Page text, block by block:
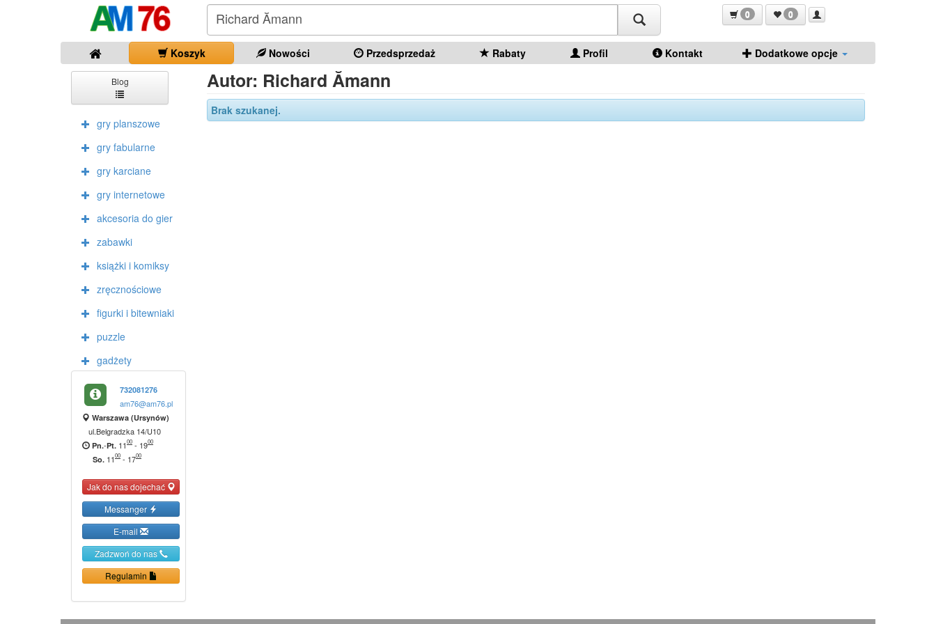
0 0
Koszyk Nowości Przedsprzedaż Rabaty Profil Kontakt Dodatkowe opcje
Blog
gry planszowe
gry fabularne
gry karciane
gry internetowe
akcesoria do gier
zabawki
książki i komiksy
zręcznościowe
figurki i bitewniaki
puzzle
gadżety
732081276
am76@am76.pl
Warszawa (Ursynów)
ul.Belgradzka 14/U10
Pn.-Pt. 1100 - 1900
So. 1100 - 1700
Jak do nas dojechać
Messanger
E-mail
Zadzwoń do nas
Regulamin
Autor: Richard Ămann
Brak szukanej.